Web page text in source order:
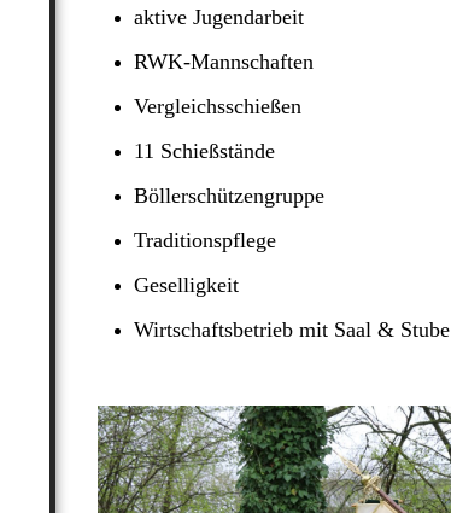
aktive Jugendarbeit
RWK-Mannschaften
Vergleichsschießen
11 Schießstände
Böllerschützengruppe
Traditionspflege
Geselligkeit
Wirtschaftsbetrieb mit Saal & Stube